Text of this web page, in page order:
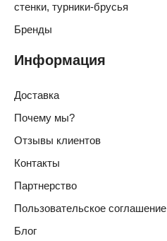
стенки, турники-брусья
Бренды
Информация
Доставка
Почему мы?
Отзывы клиентов
Контакты
Партнерство
Пользовательское соглашение
Блог